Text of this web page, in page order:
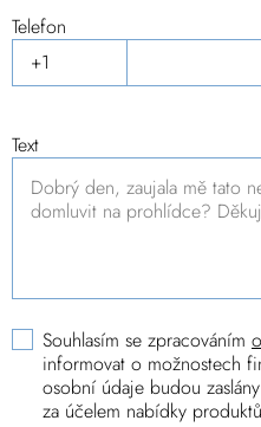
Telefon
Text
Souhlasím se zpracováním
informovat o možnostech
osobní údaje budou
za účelem nabídky